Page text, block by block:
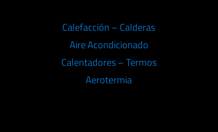
Calefacción – Calderas
Aire Acondicionado
Calentadores – Termos
Aerotermia